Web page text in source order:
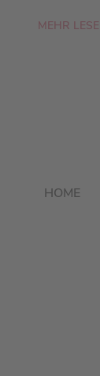
MEHR
HOME